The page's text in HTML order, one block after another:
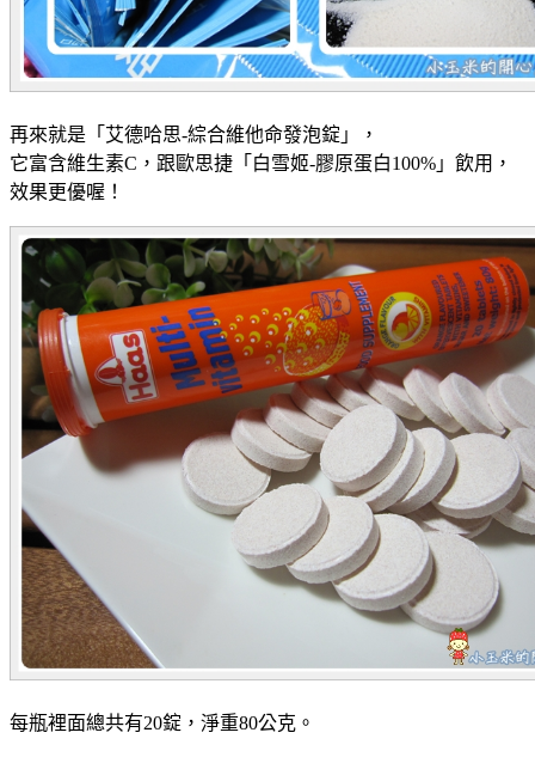
再來就是「艾德哈思-綜合維他命發泡錠」，
它富含維生素C，跟歐思捷「白雪姬-膠原蛋白100% 」飲用，
效果更優喔！
每瓶裡面總共有20錠，淨重80公克。